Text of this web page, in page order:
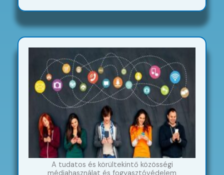
A tudatos és körültekintő közösségi